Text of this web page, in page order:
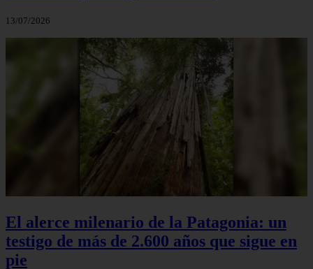
13/07/2026
El alerce milenario de la Patagonia: un
testigo de más de 2.600 años que sigue en
pie